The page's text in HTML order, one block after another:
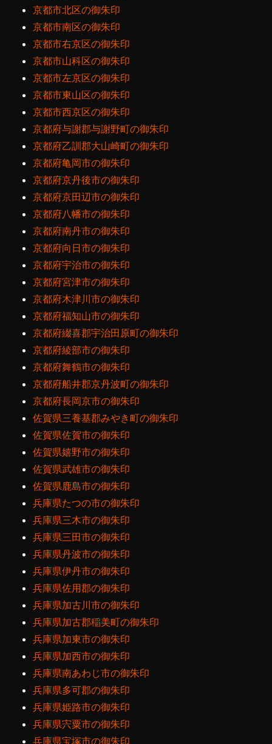
京都市北区の御朱印
京都市南区の御朱印
京都市右京区の御朱印
京都市山科区の御朱印
京都市左京区の御朱印
京都市東山区の御朱印
京都市西京区の御朱印
京都府与謝郡与謝野町の御朱印
京都府乙訓郡大山崎町の御朱印
京都府亀岡市の御朱印
京都府京丹後市の御朱印
京都府京田辺市の御朱印
京都府八幡市の御朱印
京都府南丹市の御朱印
京都府向日市の御朱印
京都府宇治市の御朱印
京都府宮津市の御朱印
京都府木津川市の御朱印
京都府福知山市の御朱印
京都府綴喜郡宇治田原町の御朱印
京都府綾部市の御朱印
京都府舞鶴市の御朱印
京都府船井郡京丹波町の御朱印
京都府長岡京市の御朱印
佐賀県三養基郡みやき町の御朱印
佐賀県佐賀市の御朱印
佐賀県嬉野市の御朱印
佐賀県武雄市の御朱印
佐賀県鹿島市の御朱印
兵庫県たつの市の御朱印
兵庫県三木市の御朱印
兵庫県三田市の御朱印
兵庫県丹波市の御朱印
兵庫県伊丹市の御朱印
兵庫県佐用郡の御朱印
兵庫県加古川市の御朱印
兵庫県加古郡稲美町の御朱印
兵庫県加東市の御朱印
兵庫県加西市の御朱印
兵庫県南あわじ市の御朱印
兵庫県多可郡の御朱印
兵庫県姫路市の御朱印
兵庫県宍粟市の御朱印
兵庫県宝塚市の御朱印